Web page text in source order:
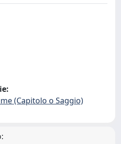
(Capitolo o Saggio)